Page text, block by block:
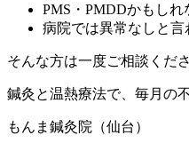
PMS・PMDDかもしれ
病院では異常なしと言
そんな方は一度ご相談くださ
鍼灸と温熱療法で、毎月の
もんま鍼灸院（仙台）